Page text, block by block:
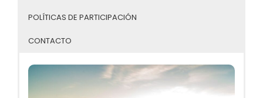
POLÍTICAS DE PARTICIPACIÓN
CONTACTO